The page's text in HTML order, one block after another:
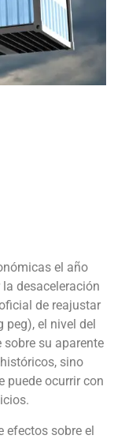
el año
desaceleración
de reajustar
el nivel del
su aparente
sino
puede ocurrir con
efectos sobre el